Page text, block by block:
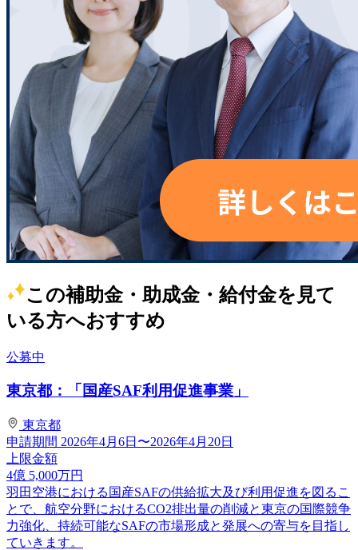
この補助金・助成金・給付金を見て
いる方へおすすめ
公募中
東京都：「国産SAF利用促進事業」
東京都
申請期間 2026年4月6日〜2026年4月20日
上限金額
4億 5,000万円
羽田空港における国産SAFの供給拡大及び利用促進を図るこ
とで、航空分野におけるCO2排出量の削減と東京の国際競争
力強化、持続可能なSAFの市場形成と発展への寄与を目指し
ていきます。